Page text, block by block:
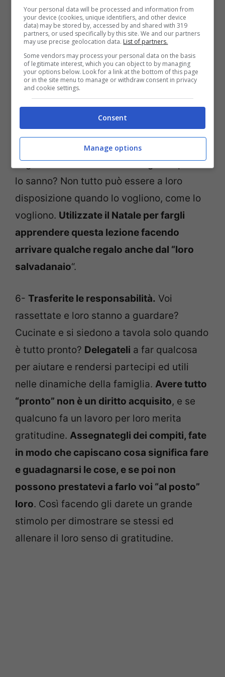
insegnamenti preziosi come come
resilienza,perseveranza,intraprendenza
Così facendo gli date opportunità di
imparare che possono sopravvivere alle
piccole delusioni della vita, e che
“sopravviveranno” anche di fronte alla
delusione per un regalo non azzeccato.
Dividere le spese.I soldi non crescono
sugli alberi. Ma i bambini e ragazzi questo
lo sanno? Non tutto può essere a loro
disposizione quando lo vogliono, come lo
vogliono. Utilizzate il Natale per fargli
apprendere questa lezione facendo
arrivare qualche regalo anche dal “loro
salvadanaio“.
6- Trasferite le responsabilità. Voi
rassettate e loro stanno a guardare?
Cucinate e si siedono a tavola solo quando
è tutto pronto? Delegateli a far qualcosa
per aiutare e rendersi partecipi ed utili
nelle dinamiche della famiglia. Avere tutto
“pronto” non è un diritto acquisito, e se
qualcuno fa un lavoro per loro merita
gratitudine. Assegnategli dei compiti, fate
in modo che capiscano cosa significa fare
e guadagnarsi le cose, e se poi non
possono prestatevi a farlo voi “al posto”
loro. Così facendo gli darete un grande
stimolo per dimostrare se stessi ed
allenare il loro senso di gratitudine.
Your personal data will be processed and information from
your device (cookies, unique identifiers, and other device
data) may be stored by, accessed by and shared with 319
partners, or used specifically by this site. We and our partners
may use precise geolocation data. List of partners.
Some vendors may process your personal data on the basis
of legitimate interest, which you can object to by managing
your options below. Look for a link at the bottom of this page
or in the site menu to manage or withdraw consent in privacy
and cookie settings.
Consent
Manage options